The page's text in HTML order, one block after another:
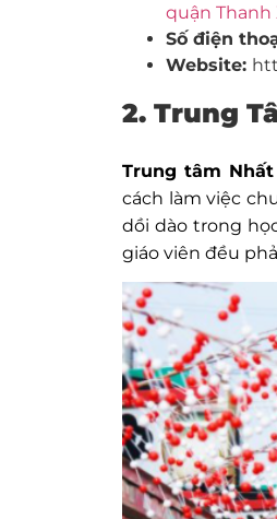
quận Thanh
Số điện
Website:
2. Trung
Trung tâm
cách làm việc
dồi dào trong
giáo viên đều